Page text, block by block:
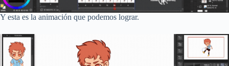
Y esta es la animación que podemos lograr.